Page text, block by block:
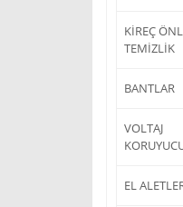
KİREÇ
TEMİZLİK
BANTLAR
VOLTAJ
EL